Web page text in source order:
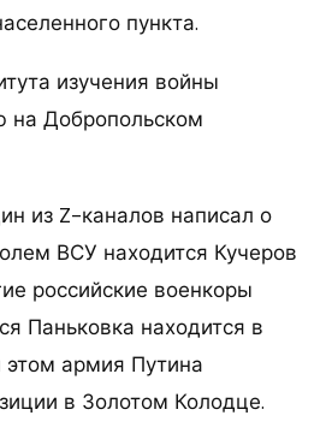
пункта.
изучения войны
на Добропольском
из Z-каналов написал о
ВСУ находится Кучеров
российские военкоры
Паньковка находится в
этом армия Путина
в Золотом Колодце.